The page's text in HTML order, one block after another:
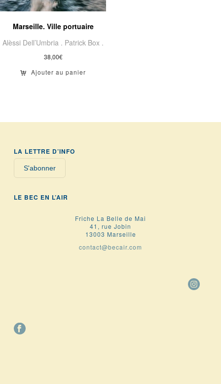
Marseille. Ville portuaire
Alèssi Dell’Umbria . Patrick Box .
38,00€
Ajouter au panier
LA LETTRE D’INFO
S'abonner
LE BEC EN L’AIR
Friche La Belle de Mai
41, rue Jobin
13003 Marseille
contact@becair.com